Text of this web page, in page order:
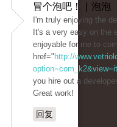
冒个泡吧！ | 泡泡
I'm truly enjoying the
It's a very easy on the
enjoyable for me to
href=" http://
you hire out a
Great work!
回复